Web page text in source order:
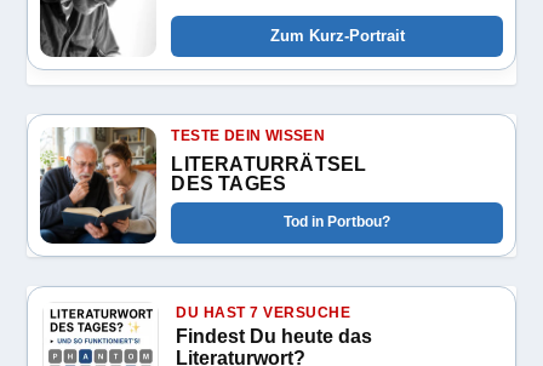
Zum Kurz-Portrait
TESTE DEIN WISSEN
LITERATURRÄTSEL
DES TAGES
Tod in Portbou?
DU HAST 7 VERSUCHE
Findest Du heute das
Literaturwort?